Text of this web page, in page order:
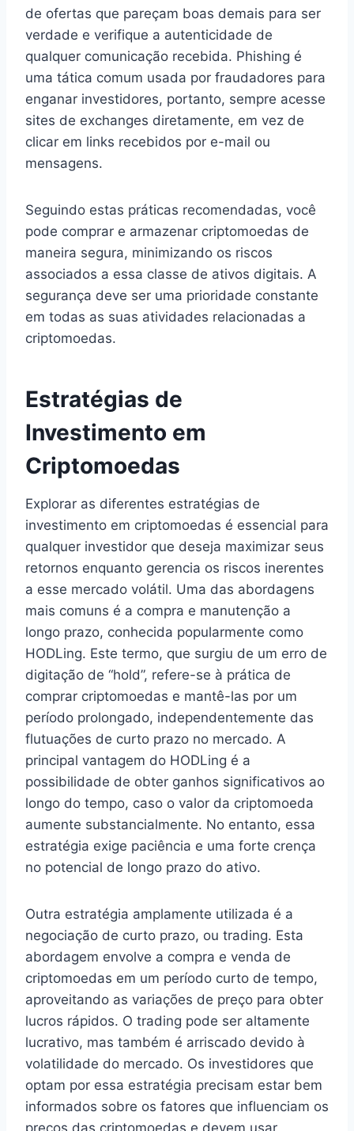
de ofertas que pareçam boas demais para ser
verdade e verifique a autenticidade de
qualquer comunicação recebida. Phishing é
uma tática comum usada por fraudadores para
enganar investidores, portanto, sempre acesse
sites de exchanges diretamente, em vez de
clicar em links recebidos por e-mail ou
mensagens.
Seguindo estas práticas recomendadas, você
pode comprar e armazenar criptomoedas de
maneira segura, minimizando os riscos
associados a essa classe de ativos digitais. A
segurança deve ser uma prioridade constante
em todas as suas atividades relacionadas a
criptomoedas.
Estratégias de
Investimento em
Criptomoedas
Explorar as diferentes estratégias de
investimento em criptomoedas é essencial para
qualquer investidor que deseja maximizar seus
retornos enquanto gerencia os riscos inerentes
a esse mercado volátil. Uma das abordagens
mais comuns é a compra e manutenção a
longo prazo, conhecida popularmente como
HODLing. Este termo, que surgiu de um erro de
digitação de “hold”, refere-se à prática de
comprar criptomoedas e mantê-las por um
período prolongado, independentemente das
flutuações de curto prazo no mercado. A
principal vantagem do HODLing é a
possibilidade de obter ganhos significativos ao
longo do tempo, caso o valor da criptomoeda
aumente substancialmente. No entanto, essa
estratégia exige paciência e uma forte crença
no potencial de longo prazo do ativo.
Outra estratégia amplamente utilizada é a
negociação de curto prazo, ou trading. Esta
abordagem envolve a compra e venda de
criptomoedas em um período curto de tempo,
aproveitando as variações de preço para obter
lucros rápidos. O trading pode ser altamente
lucrativo, mas também é arriscado devido à
volatilidade do mercado. Os investidores que
optam por essa estratégia precisam estar bem
informados sobre os fatores que influenciam os